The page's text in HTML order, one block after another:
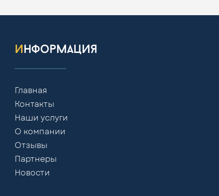
информация
Главная
Контакты
Наши услуги
О компании
Отзывы
Партнеры
Новости